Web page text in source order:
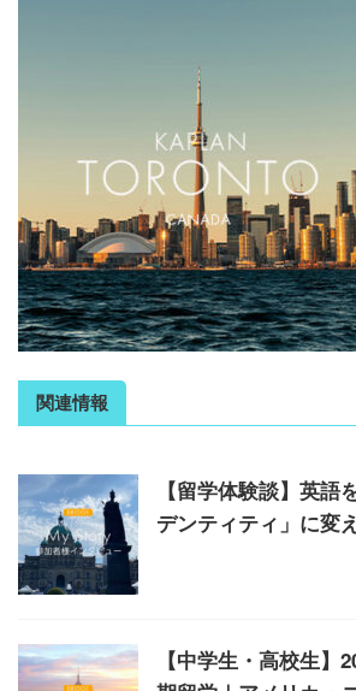
関連情報
【留学体験談】英語
デンティティ」に変
【中学生・高校生】